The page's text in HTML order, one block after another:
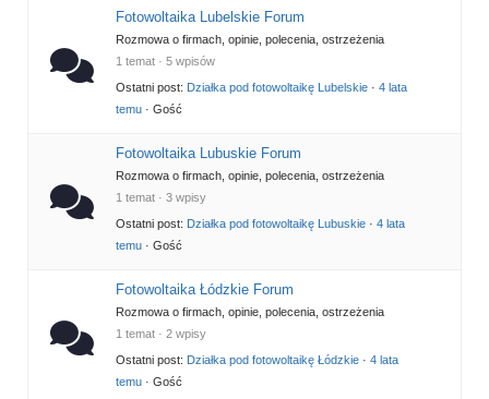
Fotowoltaika Lubelskie Forum
Rozmowa o firmach, opinie, polecenia, ostrzeżenia
1 temat · 5 wpisów
Ostatni post: Działka pod fotowoltaikę Lubelskie · 4 lata
temu · Gość
Fotowoltaika Lubuskie Forum
Rozmowa o firmach, opinie, polecenia, ostrzeżenia
1 temat · 3 wpisy
Ostatni post: Działka pod fotowoltaikę Lubuskie · 4 lata
temu · Gość
Fotowoltaika Łódzkie Forum
Rozmowa o firmach, opinie, polecenia, ostrzeżenia
1 temat · 2 wpisy
Ostatni post: Działka pod fotowoltaikę Łódzkie · 4 lata
temu · Gość